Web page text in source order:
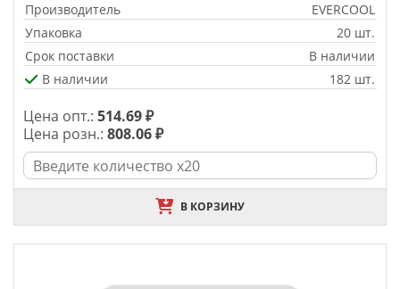
Производитель
EVERCOOL
Упаковка
20 шт.
Срок поставки
В наличии
В наличии
182 шт.
Цена опт.: 514.69 ₽
Цена розн.: 808.06 ₽
В КОРЗИНУ